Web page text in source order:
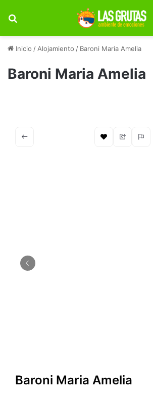
Inicio / Alojamiento / Baroni Maria Amelia
Baroni Maria Amelia
Baroni Maria Amelia